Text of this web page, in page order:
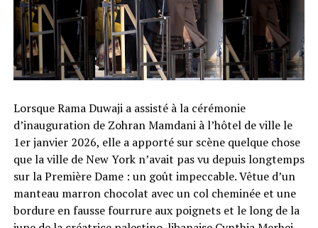
Lorsque Rama Duwaji a assisté à la cérémonie
d’inauguration de Zohran Mamdani à l’hôtel de ville le
1er janvier 2026, elle a apporté sur scène quelque chose
que la ville de New York n’avait pas vu depuis longtemps
sur la Première Dame : un goût impeccable. Vêtue d’un
manteau marron chocolat avec un col cheminée et une
bordure en fausse fourrure aux poignets et le long de la